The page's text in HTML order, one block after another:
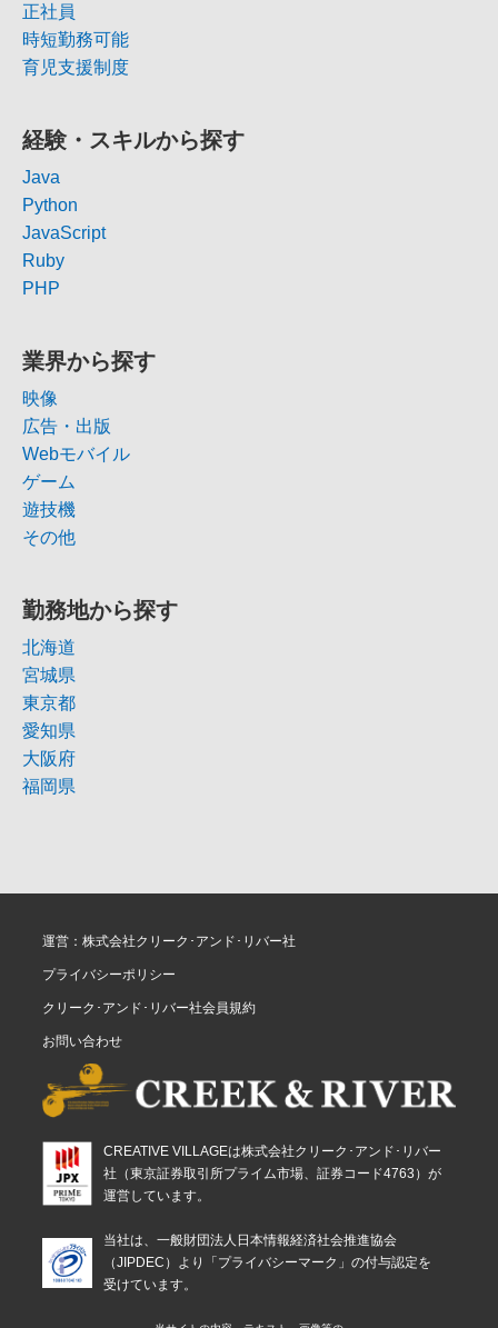
正社員
時短勤務可能
育児支援制度
経験・スキルから探す
Java
Python
JavaScript
Ruby
PHP
業界から探す
映像
広告・出版
Webモバイル
ゲーム
遊技機
その他
勤務地から探す
北海道
宮城県
東京都
愛知県
大阪府
福岡県
運営：株式会社クリーク･アンド･リバー社
プライバシーポリシー
クリーク･アンド･リバー社会員規約
お問い合わせ
CREATIVE VILLAGEは株式会社クリーク･アンド･リバー
社（東京証券取引所プライム市場、証券コード4763）が
運営しています。
当社は、一般財団法人日本情報経済社会推進協会
（JIPDEC）より「プライバシーマーク」の付与認定を
受けています。